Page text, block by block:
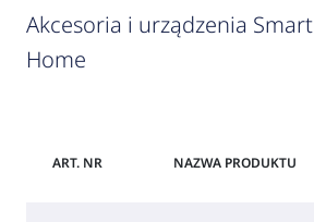
Akcesoria i urządzenia Smart
Home
ART. NR NAZWA PRODUKTU